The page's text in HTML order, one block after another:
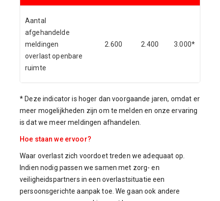
Aantal
afgehandelde
meldingen
overlast openbare
ruimte
2.600 2.400 3.000*
* Deze indicator is hoger dan voorgaande jaren, omdat er
meer mogelijkheden zijn om te melden en onze ervaring
is dat we meer meldingen afhandelen.
Hoe staan we ervoor?
Waar overlast zich voordoet treden we adequaat op.
Indien nodig passen we samen met zorg- en
veiligheidspartners in een overlastsituatie een
persoonsgerichte aanpak toe. We gaan ook andere